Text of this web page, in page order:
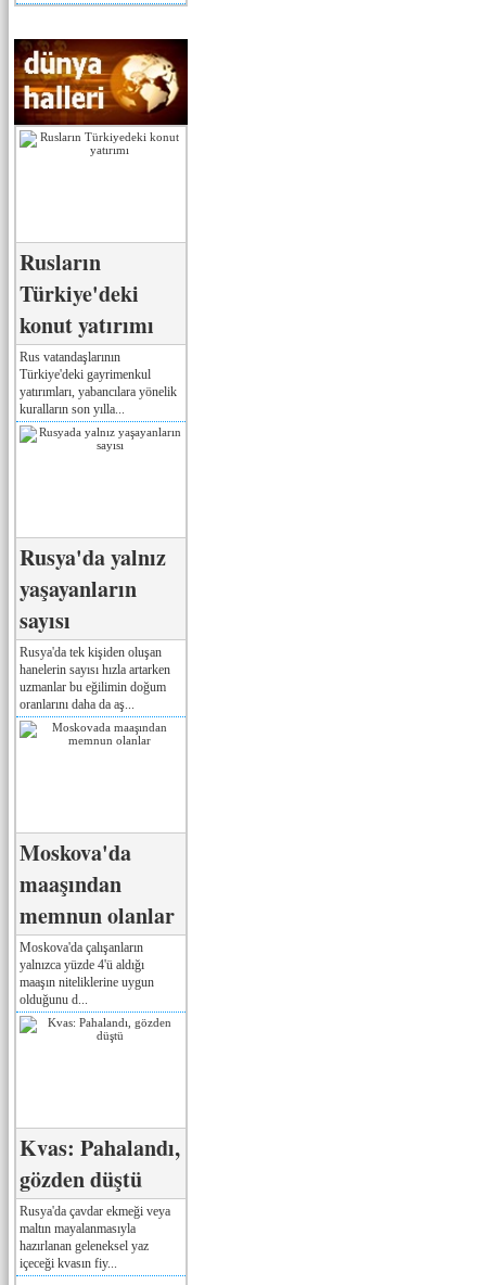
Rusların
Türkiye'deki
konut yatırımı
Rus vatandaşlarının
Türkiye'deki gayrimenkul
yatırımları, yabancılara yönelik
kuralların son yılla...
Rusya'da yalnız
yaşayanların
sayısı
Rusya'da tek kişiden oluşan
hanelerin sayısı hızla artarken
uzmanlar bu eğilimin doğum
oranlarını daha da aş...
Moskova'da
maaşından
memnun olanlar
Moskova'da çalışanların
yalnızca yüzde 4'ü aldığı
maaşın niteliklerine uygun
olduğunu d...
Kvas: Pahalandı,
gözden düştü
Rusya'da çavdar ekmeği veya
maltın mayalanmasıyla
hazırlanan geleneksel yaz
içeceği kvasın fiy...